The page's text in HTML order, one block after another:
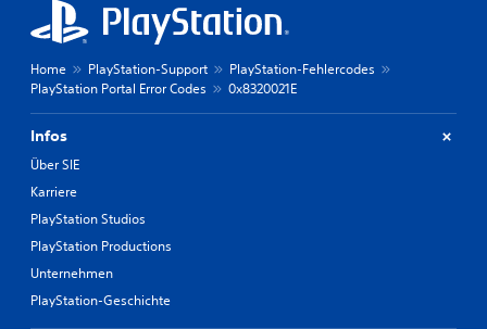
Home PlayStation-Support
PlayStation-Fehlercodes
PlayStation Portal Error Codes
0x8320021E
Infos
Über SIE
Karriere
PlayStation Studios
PlayStation Productions
Unternehmen
PlayStation-Geschichte